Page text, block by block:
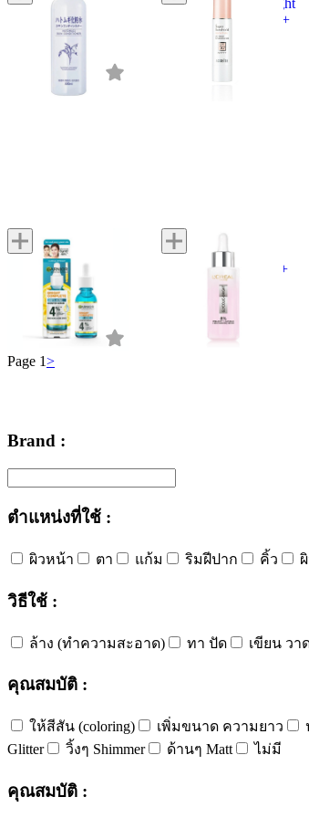
Skin Conditioner
32 reviews
3.8
Super Sunshield Bright
Veil SPF50+ PA++++
4 reviews
5.0
Garnier
Skin Naturals Bright
Complete Anti-Acne
Booster Serum
10 reviews
4.3
L'Oréal Paris
Gylcolic-bright 8%
[Melasyl + Glycolic +
Niacinamide] Serum
4.5
Page 1>
Brand :
ตำแหน่งที่ใช้ :
ผิวหน้า ตา แก้ม ริมฝีปาก คิ้ว
วิธีใช้ :
ล้าง (ทำความสะอาด) ทา ปัด เขียน วา
คุณสมบัติ :
ให้สีสัน (coloring) เพิ่มขนาด ความยาว
Glitter
วิ้งๆ Shimmer ด้านๆ Matt ไม่มี
คุณสมบัติ :